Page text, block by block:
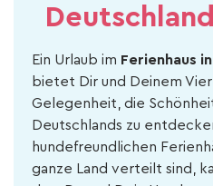
Ein Urlaub im Ferienhaus
bietet Dir und Deinem
Gelegenheit, die
Deutschlands zu
hundefreundlichen
ganze Land verteilt sind,